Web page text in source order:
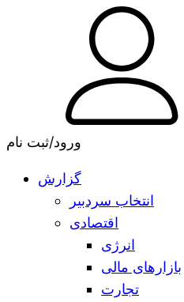
ورود/ثبت نام
گزارش
انتخاب سردبیر
اقتصادی
انرژی
بازارهای مالی
تجارت